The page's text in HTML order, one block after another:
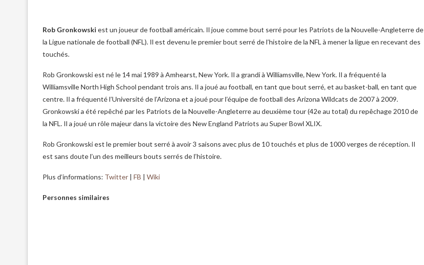
Rob Gronkowski est un joueur de football américain. Il joue comme bout serré pour les Patriots de la Nouvelle-Angleterre de
la Ligue nationale de football (NFL). Il est devenu le premier bout serré de l’histoire de la NFL à mener la ligue en recevant des
touchés.
Rob Gronkowski est né le 14 mai 1989 à Amhearst, New York. Il a grandi à Williamsville, New York. Il a fréquenté la
Williamsville North High School pendant trois ans. Il a joué au football, en tant que bout serré, et au basket-ball, en tant que
centre. Il a fréquenté l’Université de l’Arizona et a joué pour l’équipe de football des Arizona Wildcats de 2007 à 2009.
Gronkowski a été repêché par les Patriots de la Nouvelle-Angleterre au deuxième tour (42e au total) du repêchage 2010 de
la NFL. Il a joué un rôle majeur dans la victoire des New England Patriots au Super Bowl XLIX.
Rob Gronkowski est le premier bout serré à avoir 3 saisons avec plus de 10 touchés et plus de 1000 verges de réception. Il
est sans doute l’un des meilleurs bouts serrés de l’histoire.
Plus d’informations: Twitter | FB | Wiki
Personnes similaires